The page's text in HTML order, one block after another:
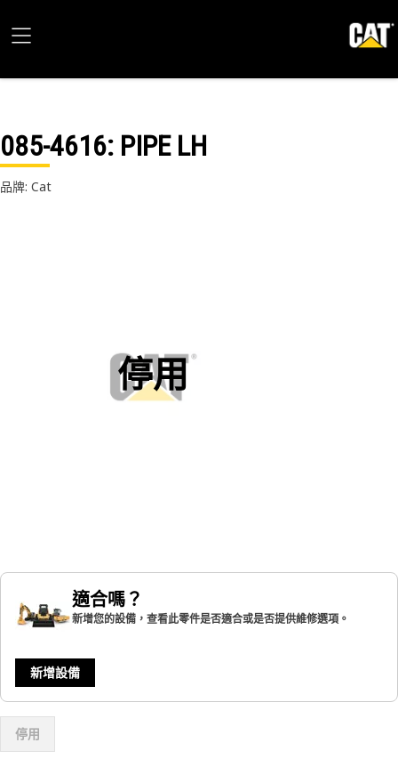
085-4616: PIPE LH
品牌: Cat
停用
適合嗎？
新增您的設備，查看此零件是否適合或是否提供維修選項。
新增設備
停用